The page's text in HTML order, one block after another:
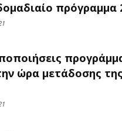
πρόγραμμα
ώρα μετάδοσης